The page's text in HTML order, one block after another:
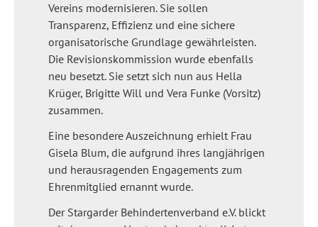
Vereins modernisieren. Sie sollen
Transparenz, Effizienz und eine sichere
organisatorische Grundlage gewährleisten.
Die Revisionskommission wurde ebenfalls
neu besetzt. Sie setzt sich nun aus Hella
Krüger, Brigitte Will und Vera Funke (Vorsitz)
zusammen.
Eine besondere Auszeichnung erhielt Frau
Gisela Blum, die aufgrund ihres langjährigen
und herausragenden Engagements zum
Ehrenmitglied ernannt wurde.
Der Stargarder Behindertenverband e.V. blickt